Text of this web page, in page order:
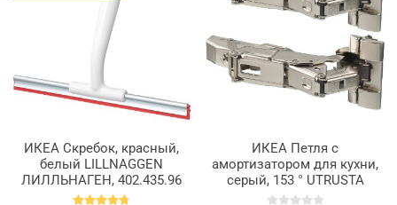
ИКЕА Скребок, красный,
белый LILLNAGGEN
ЛИЛЛЬНАГЕН, 402.435.96
ИКЕА Петля с
амортизатором для кухни,
серый, 153 ° UTRUSTA
УТРУСТА, 104.272.62